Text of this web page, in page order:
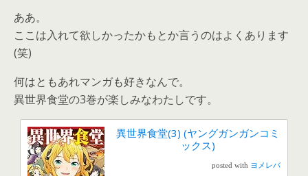
ああ。
ここは入れて欲しかったかもとか言うのはよくあります
(笑)
何はともあれマンガも好きなんで。
異世界食堂の3巻が楽しみなわたしです。
異世界食堂(3) (ヤングガンガンコミ
ックス)
posted with ヨメレバ